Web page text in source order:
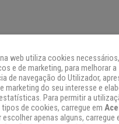
web utiliza cookies necessários,
e de marketing, para melhorar a
de navegação do Utilizador,
marketing do seu interesse e
Para permitir a
de cookies, carregue em
escolher apenas alguns, carregue